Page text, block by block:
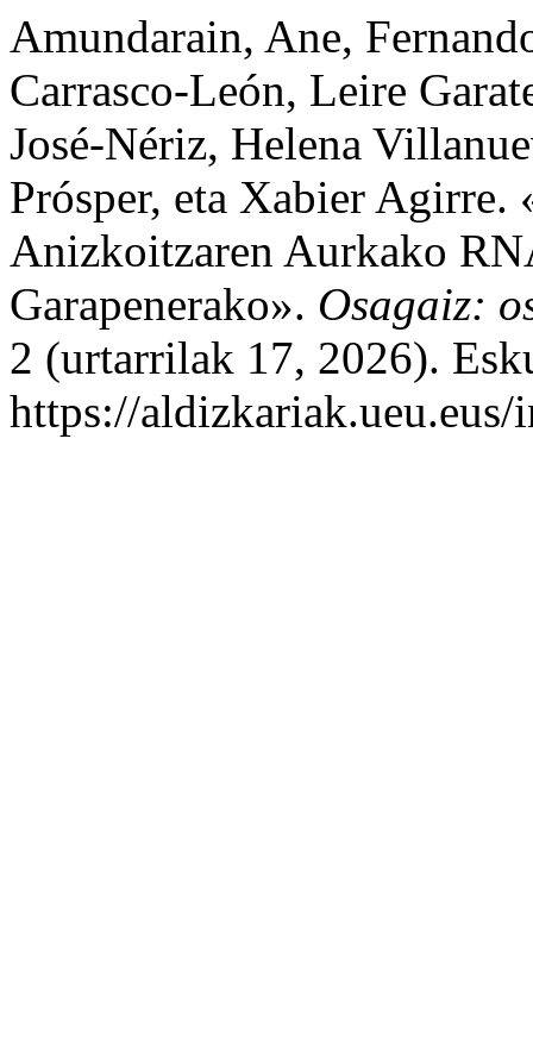
Amundarain, Ane,
Carrasco-León, Leire
José-Nériz, Helena
Prósper, eta Xabier
Anizkoitzaren Aurkako
Garapenerako». Osagaiz:
2 (urtarrilak 17, 2026).
https://